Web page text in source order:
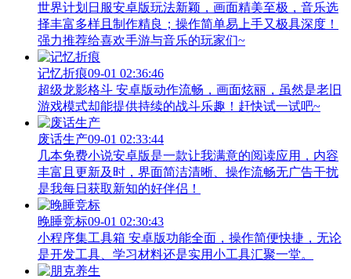
世界计划日服安卓版玩法新颖，画面精美至极，音乐选
择丰富多样且制作精良；操作简单易上手又极具深度！
强力推荐给喜欢手游与音乐的玩家们~
记忆折痕09-01 02:36:46
超级龙影格斗 安卓版动作流畅，画面炫丽，虽然是老旧
游戏模式却能提供持续的战斗乐趣！赶快试一试吧~
废话生产09-01 02:33:44
几本免费小说安卓版是一款让我满意的阅读应用，内容
丰富且更新及时，界面简洁清晰、操作流畅无广告干扰
是我每日获取新知的好伴侣！
晚睡竞标09-01 02:30:43
小程序集工具箱 安卓版功能全面，操作简便快捷，无论
是开发工具、学习材料还是实用小工具汇聚一堂。